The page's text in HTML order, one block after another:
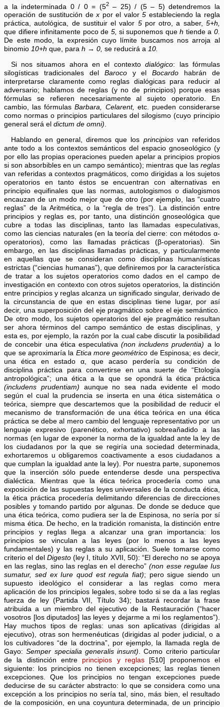
a la indeterminada 0 / 0 = (52– 25) / (5 – 5) detendremos la
operación de sustitución dex por el valor5 estableciendo la regla
práctica, autológica, de sustituir el valor 5por otro, a saber, 5+h,
que difiere infinitamente poco de 5, si suponemos queh tiende a 0.
De este modo, la expresión cuyo límite buscamos nos arroja al
binomio10+h que, parah → 0, se reducirá a10.
Si nos situamos ahora en el contextodialógico: las fórmulas
silogísticas tradicionales del Barocoy elBocardo habrán de
interpretarse claramente como reglas dialógicas para reducir al
adversario; hablamos de reglas (y no de principios) porque esas
fórmulas se refieren necesariamente al sujeto operatorio. En
cambio, las fórmulasBarbara, Celarent, etc. pueden considerarse
como normas o principios particulares del silogismo (cuyo principio
general será eldictum de omni).
Hablando en general, diremos que los principiosvan referidos
ante todo a los contextos semánticos del espacio gnoseológico (y
por ello las propias operaciones pueden apelar a principios propios
si son absorbibles en un campo semántico); mientras que las reglas
van referidas a contextos pragmáticos, como dirigidas a los sujetos
operatorios en tanto éstos se encuentran con alternativas en
principio equifinales que las normas, autologismos o dialogismos
encauzan de un modo mejor que de otro (por ejemplo, las “cuatro
reglas” de la Aritmética, o la “regla de tres”). La distinción entre
principios y reglas es, por tanto, una distinción gnoseológica que
cubre a todas las disciplinas, tanto las llamadas especulativas,
como las ciencias naturales (en la teoría del cierre: con métodos α-
operatorios), como las llamadas prácticas (β-operatorias). Sin
embargo, en las disciplinas llamadas prácticas, y particularmente
en aquellas que se consideran como disciplinas humanísticas
estrictas (“ciencias humanas”), que definiremos por la característica
de tratar a los sujetos operatorios como dados en el campo de
investigación en contexto con otros sujetos operatorios, la distinción
entre principios y reglas alcanza un significado singular, derivado de
la circunstancia de que en estas disciplinas tiene lugar, por así
decir, una superposición del eje pragmático sobre el eje semántico.
De otro modo, los sujetos operatorios del eje pragmático resultan
ser ahora términos del campo semántico de estas disciplinas, y
esta es, por ejemplo, la razón por la cual cabe discutir la posibilidad
de concebir una ética especulativa(non includens prudentia) a lo
que se aproximaría la Etica more geométrico de Espinosa; es decir,
una ética en estado α, que acaso perdería su condición de
disciplina práctica para convertirse en una suerte de “Etología
antropológica”; una ética a la que se opondrá la ética práctica
(includens prudentiam) aunque no sea nada evidente el modo
según el cual la prudencia se inserta en una ética sistemática o
teórica, siempre que descartemos que la posibilidad de reducir el
mecanismo de transformación de una ética teórica en una ética
práctica se debe al mero cambio del lenguaje representativo por un
lenguaje expresivo (parenético, exhortativo) sobreañadido a las
normas (en lugar de exponer la norma de la igualdad ante la ley de
los ciudadanos por la que se regiría una sociedad determinada,
exhortaremos u obligaremos coactivamente a esos ciudadanos a
que cumplan la igualdad ante la ley). Por nuestra parte, suponemos
que la inserción sólo puede entenderse desde una perspectiva
dialéctica. Mientras que la ética teórica procedería como una
exposición de las supuestas leyes universales de la conducta ética,
la ética práctica procedería delimitando diferencias de direcciones
posibles y tomando partido por algunas. De donde se deduce que
una ética teórica, como pudiera ser la de Espinosa, no sería por sí
misma ética. De hecho, en la tradición romanista, la distinción entre
principios y reglas llega a alcanzar una gran importancia: los
principios se vinculan a las leyes (por lo menos a las leyes
fundamentales) y las reglas a su aplicación. Suele tomarse como
criterio el del Digesto(ley I, título XVII, 50): “El derecho no se apoya
en las reglas, sino las reglas en el derecho”(non esse regulae Ius
sumatur, sed ex Iure quod est regula fiat); pero sigue siendo un
supuesto ideológico el considerar a las reglas como mera
aplicación de los principios legales, sobre todo si se da a las reglas
fuerza de ley (Partida VII, Título 34); bastará recordar la frase
atribuida a un miembro del ejecutivo de la Restauración (“hacer
vosotros [los diputados] las leyes y dejarme a mi los reglamentos”).
Hay muchos tipos de reglas: unas son aplicativas (dirigidas al
ejecutivo), otras son hermenéuticas (dirigidas al poder judicial, o a
los cultivadores “de la doctrina”, por ejemplo, la llamada regla de
Gayo:Semper specialia generalis insunt) . Como criterio particular
de la distinción entre principios y reglas[510] proponemos el
siguiente: los principios no tienen excepciones; las reglas tienen
excepciones. Que los principios no tengan excepciones puede
deducirse de su carácter abstracto: lo que se considera como una
excepción a los principios no sería tal, sino, más bien, el resultado
de la composición, en una coyuntura determinada, de un principio